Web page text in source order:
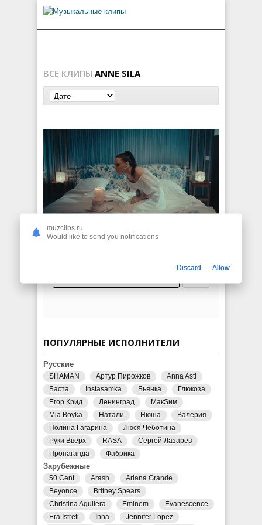
ВСЕ КЛИПЫ ANNE SILA
Anne Sila — Le goût des choses
ПОПУЛЯРНЫЕ ИСПОЛНИТЕЛИ
Русские
SHAMAN Артур Пирожков
Anna Asti
Баста
Instasamka Бьянка
Глюкоза
Егор Крид
Ленинград
МакSим
Mia Boyka
Натали Нюша
Валерия
Полина Гагарина
Люся Чеботина
Руки Вверх
RASA
Сергей Лазарев
Пропаганда
Фабрика
Зарубежные
50 Cent Arash
Ariana Grande
Beyonce
Britney Spears
Christina Aguilera
Eminem
Evanescence
Era Istrefi
Inna Jennifer Lopez
muzclips.ru
Would like to send you notifications
Discard Allow